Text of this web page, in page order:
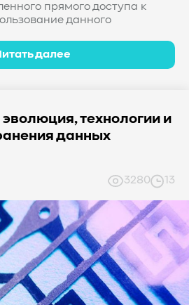
прямого доступа к
данного
далее
технологии и
данных
3280 13